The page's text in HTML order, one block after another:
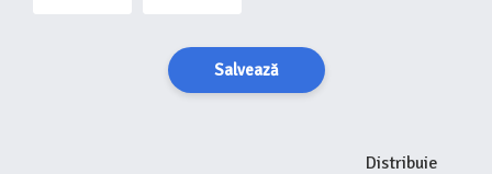
Salvează
Distribuie